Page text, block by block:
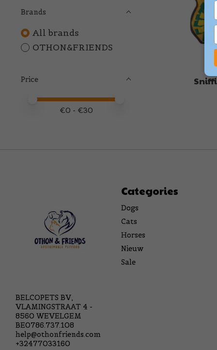
Brands
All brands
OTHON&FRIENDS
Price
Price minimum value
Price maximum value
€0 - €30
BELCOPETS BV,
VLAMINGSTRAAT 4 -
8560 WEVELGEM
BE0786.737.108
help@othonfriends.com
+32477033160
Categories
Dogs
Cats
Horses
Nieuw
Sale